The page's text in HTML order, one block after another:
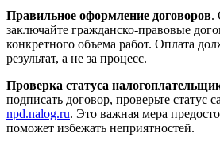
Правильное оформление договоров.
заключайте гражданско-правовые
конкретного объема работ. Оплата
результат, а не за процесс.
Проверка статуса
подписать договор, проверьте статус
npd.nalog.ru. Это важная мера
поможет избежать неприятностей.